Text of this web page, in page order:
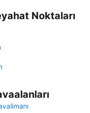
Noktaları